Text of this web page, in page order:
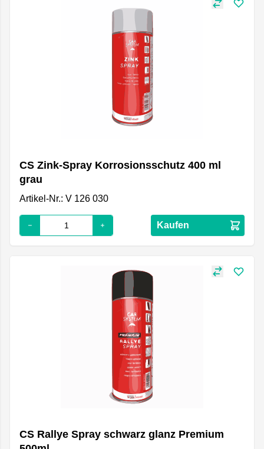
CS Zink-Spray Korrosionsschutz 400 ml
grau
Artikel-Nr.: V 126 030
Kaufen
CS Rallye Spray schwarz glanz Premium